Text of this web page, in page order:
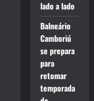
lado a lado
Balneário
Camboriú
se prepara
para
retomar
temporada